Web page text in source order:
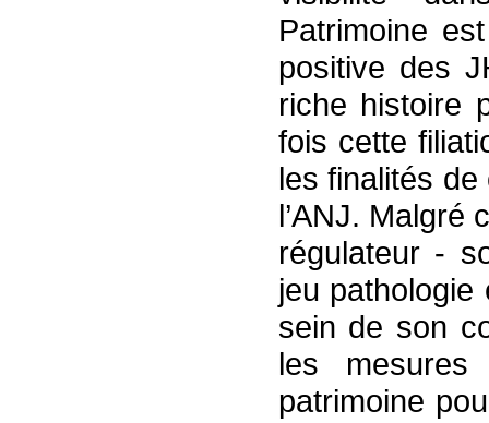
Patrimoine
positive des
riche histoire
fois cette
les finalités
l’ANJ. Malgré
régulateur -
jeu
sein de son
les
patrimoine